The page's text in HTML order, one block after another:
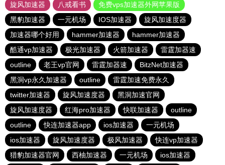
旋风加速器
八戒看书
免费vps加速器外网苹果版
黑豹加速器
一元机场 IOS加速器
旋风加速度器
加速器哪个好用
hammer加速器
hammer加速器
酷通vp加速器
极光加速器 火箭加速器
雷霆加器速
outline
老王vp官网 雷霆加器速
BitzNet加速器
黑洞vp永久加速器
outline
雷霆加速免费永久
twitter加速器
旋风加速度器
黑洞加速官网
旋风加速度器
红海pro加速器 快联加速器
outline
outline
快连加速器app ios加速器
一元机场
ios加速器
旋风加速度器 极风加速器
快连vp加速器
猎豹加速器官网
西柚加速器 一元机场 ios加速器